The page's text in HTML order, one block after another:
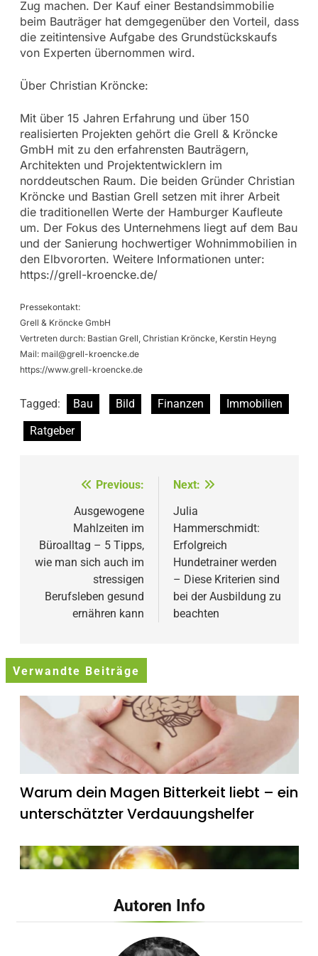
Zug machen. Der Kauf einer Bestandsimmobilie
beim Bauträger hat demgegenüber den Vorteil, dass
die zeitintensive Aufgabe des Grundstückskaufs
von Experten übernommen wird.
Über Christian Kröncke:
Mit über 15 Jahren Erfahrung und über 150
realisierten Projekten gehört die Grell & Kröncke
GmbH mit zu den erfahrensten Bauträgern,
Architekten und Projektentwicklern im
norddeutschen Raum. Die beiden Gründer Christian
Kröncke und Bastian Grell setzen mit ihrer Arbeit
die traditionellen Werte der Hamburger Kaufleute
um. Der Fokus des Unternehmens liegt auf dem Bau
und der Sanierung hochwertiger Wohnimmobilien in
den Elbvororten. Weitere Informationen unter:
https://grell-kroencke.de/
Pressekontakt:
Grell & Kröncke GmbH
Vertreten durch: Bastian Grell, Christian Kröncke, Kerstin Heyng
Mail: mail@grell-kroencke.de
https://www.grell-kroencke.de
Tagged: Bau Bild Finanzen
Immobilien
Ratgeber
Beitragsnavigation
Previous:
Ausgewogene
Mahlzeiten im
Büroalltag – 5 Tipps,
wie man sich auch im
stressigen
Berufsleben gesund
ernähren kann
Next:
Julia
Hammerschmidt:
Erfolgreich
Hundetrainer werden
– Diese Kriterien sind
bei der Ausbildung zu
beachten
Verwandte Beiträge
Warum dein Magen Bitterkeit liebt – ein
unterschätzter Verdauungshelfer
Wie künstliches Licht unsere innere Uhr
Autoren Info